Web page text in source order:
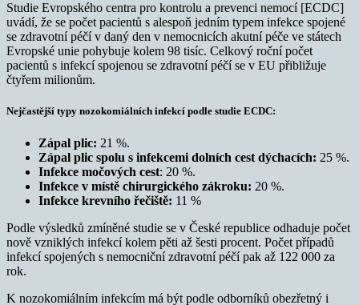
Studie Evropského centra pro kontrolu a prevenci nemocí [ECDC]
uvádí, že se počet pacientů s alespoň jedním typem infekce spojené
se zdravotní péčí v daný den v nemocnicích akutní péče ve státech
Evropské unie pohybuje kolem 98 tisíc. Celkový roční počet
pacientů s infekcí spojenou se zdravotní péčí se v EU přibližuje
čtyřem milionům.
Nejčastější typy nozokomiálních infekcí podle studie ECDC:
Zápal plic: 21 %.
Zápal plic spolu s infekcemi dolních cest dýchacích: 25 %.
Infekce močových cest: 20 %.
Infekce v místě chirurgického zákroku: 20 %.
Infekce krevního řečiště: 11 %
Podle výsledků zmíněné studie se v České republice odhaduje počet
nově vzniklých infekcí kolem pěti až šesti procent. Počet případů
infekcí spojených s nemocniční zdravotní péčí pak až 122 000 za
rok.
K nozokomiálním infekcím má být podle odborníků obezřetný i